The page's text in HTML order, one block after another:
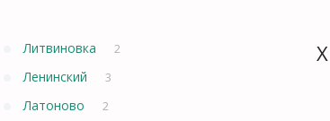
Литвиновка 2
Ленинский 3
Латоново 2
Х